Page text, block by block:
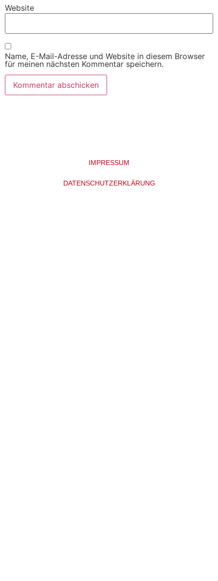
Website
Name, E-Mail-Adresse und Website in diesem Browser
für meinen nächsten Kommentar speichern.
IMPRESSUM
DATENSCHUTZERKLÄRUNG